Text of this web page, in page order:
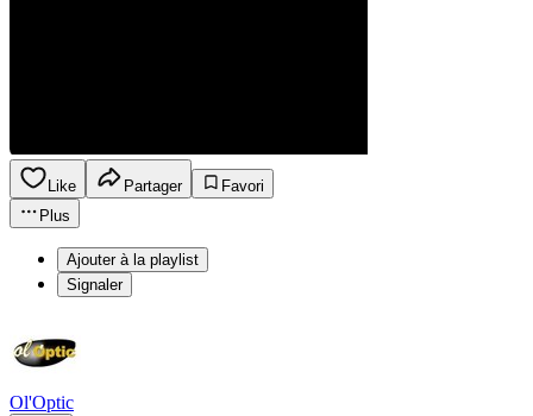
Like Partager
Favori
Plus
Ajouter à la playlist
Signaler
Ol'Optic